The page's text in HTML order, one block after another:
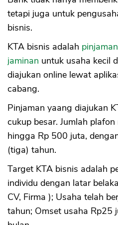
tetapi juga untuk
bisnis.
KTA bisnis adalah
jaminan untuk usaha kecil
diajukan online lewat
cabang.
Pinjaman yaang diajukan
cukup besar. Jumlah
hingga Rp 500 juta,
(tiga) tahun.
Target KTA bisnis adalah
individu dengan latar
CV, Firma ); Usaha telah
tahun; Omset usaha Rp25